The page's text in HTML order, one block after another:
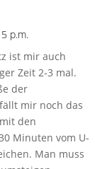
p.m.
ist mir auch
Zeit 2-3 mal.
der
mir noch das
den
Minuten vom U-
Man muss